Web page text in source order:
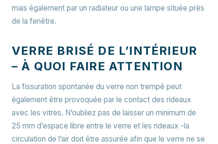
mais également par un radiateur ou une lampe située près
de la fenêtre.
VERRE BRISÉ DE L’INTÉRIEUR
– À QUOI FAIRE ATTENTION
La fissuration spontanée du verre non trempé peut
également être provoquée par le contact des rideaux
avec les vitres. N’oubliez pas de laisser un minimum de
25 mm d’espace libre entre le verre et les rideaux -la
circulation de l’air doit être assurée afin que le verre ne se